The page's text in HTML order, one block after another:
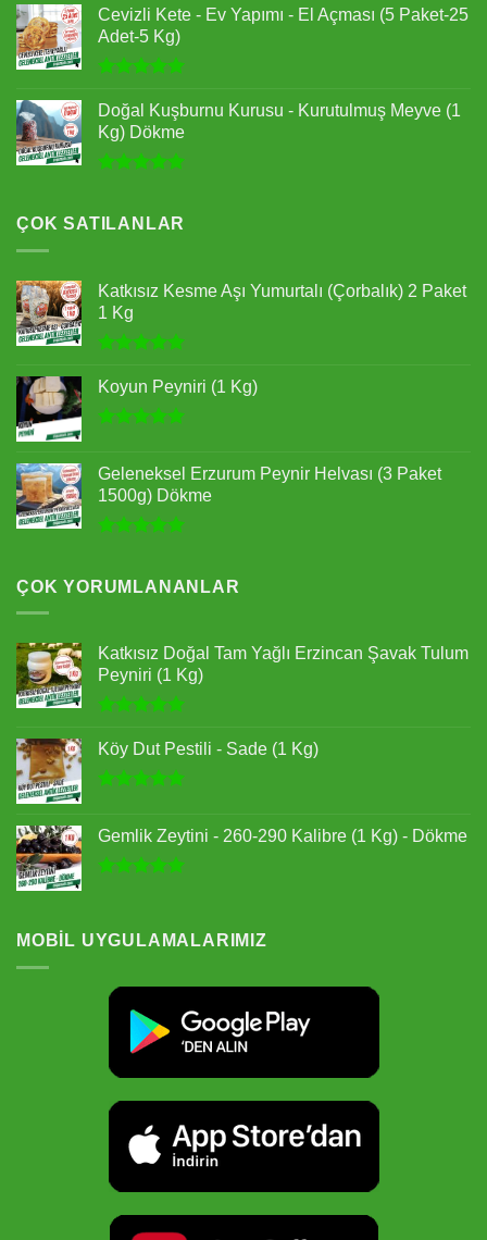
aldı
Cevizli Kete - Ev Yapımı - El Açması (5 Paket-25
Adet-5 Kg)
5.00oy
aldı
Doğal Kuşburnu Kurusu - Kurutulmuş Meyve (1
Kg) Dökme
aldı
ÇOK SATILANLAR
Katkısız Kesme Aşı Yumurtalı (Çorbalık) 2 Paket
1 Kg
5.00oy
Koyun Peyniri (1 Kg)
aldı
Geleneksel Erzurum Peynir Helvası (3 Paket
1500g) Dökme
aldı
ÇOK YORUMLANANLAR
Katkısız Doğal Tam Yağlı Erzincan Şavak Tulum
Peyniri (1 Kg)
5.00 oy
Köy Dut Pestili - Sade (1 Kg)
aldı
Gemlik Zeytini - 260-290 Kalibre (1 Kg) - Dökme
MOBIL UYGULAMALARIMIZ